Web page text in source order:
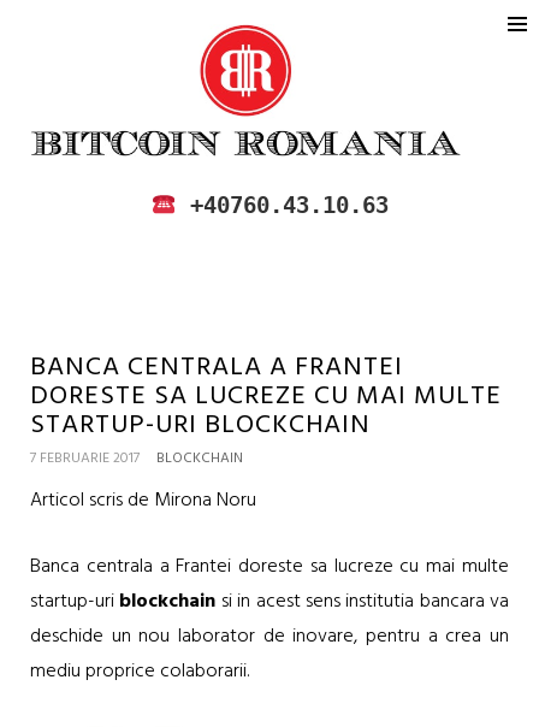
BITCOIN ROMANIA
CUMPARA SI VINDE BITCOIN IN
+40760.43.10.63
BANCA CENTRALA A FRANTEI
DORESTE SA LUCREZE CU MAI MULTE
STARTUP-URI BLOCKCHAIN
7 FEBRUARIE 2017 BLOCKCHAIN
Articol scris de Mirona Noru
Banca centrala a Frantei doreste sa lucreze cu mai multe
startup-uriblockchain si in acest sens institutia bancara va
deschide un nou laborator de inovare, pentru a crea un
mediu proprice colaborarii.